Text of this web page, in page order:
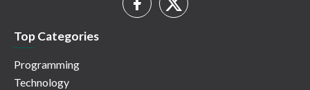
Top Categories
Programming
Technology